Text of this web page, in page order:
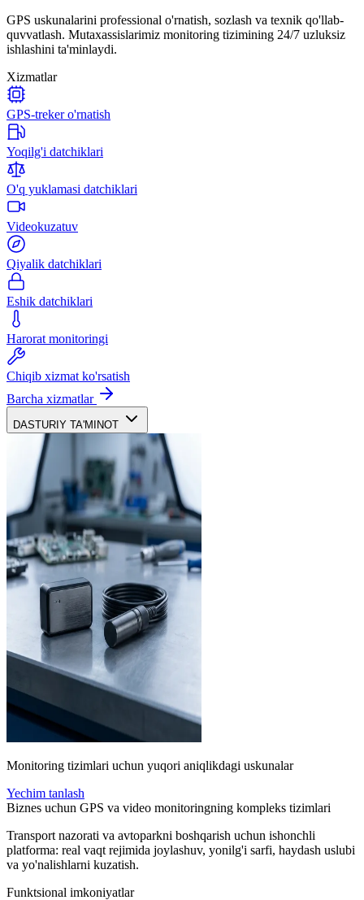
GPS uskunalarini professional o'rnatish, sozlash va texnik qo'llab-
quvvatlash. Mutaxassislarimiz monitoring tizimining 24/7 uzluksiz
ishlashini ta'minlaydi.
Xizmatlar
GPS-treker o'rnatish
Yoqilg'i datchiklari
O'q yuklamasi datchiklari
Videokuzatuv
Qiyalik datchiklari
Eshik datchiklari
Harorat monitoringi
Chiqib xizmat ko'rsatish
Barcha xizmatlar
DASTURIY TA'MINOT
Monitoring tizimlari uchun yuqori aniqlikdagi uskunalar
Yechim tanlash
Biznes uchun GPS va video monitoringning kompleks tizimlari
Transport nazorati va avtoparkni boshqarish uchun ishonchli
platforma: real vaqt rejimida joylashuv, yonilg'i sarfi, haydash uslubi
va yo'nalishlarni kuzatish.
Funktsional imkoniyatlar